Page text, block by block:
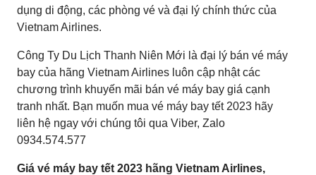
dụng di động, các phòng vé và đại lý chính thức của
Vietnam Airlines.
Công Ty Du Lịch Thanh Niên Mới là đại lý bán vé máy
bay của hãng Vietnam Airlines luôn cập nhật các
chương trình khuyến mãi bán vé máy bay giá cạnh
tranh nhất. Bạn muốn mua vé máy bay tết 2023 hãy
liên hệ ngay với chúng tôi qua Viber, Zalo
0934.574.577
Giá vé máy bay tết 2023 hãng Vietnam Airlines,